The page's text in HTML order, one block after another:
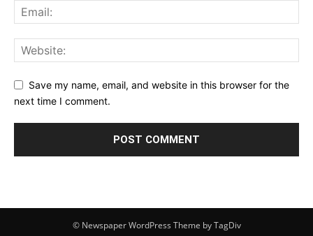
Save my name, email, and website in this browser for the
next time I comment.
© Newspaper WordPress Theme by TagDiv